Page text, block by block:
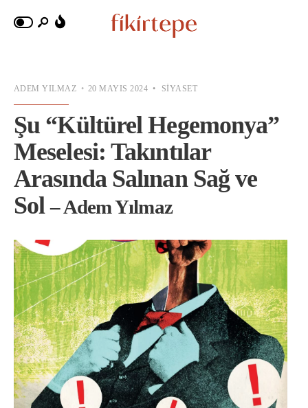
ADEM YILMAZ • 20 MAYIS 2024 • SIYASET
Şu “Kültürel Hegemonya”
Meselesi: Takıntılar
Arasında Salınan Sağ ve
Sol– Adem Yılmaz